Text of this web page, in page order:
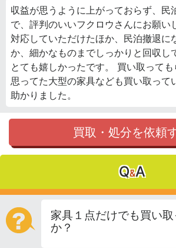
収益が思うように上がっておらず、民
で、評判のいいフクロウさんにお願い
対応していただけたほか、民泊撤退に
か、細かなものまでしっかりと回収し
とても嬉しかったです。 買い取って
思ってた大型の家具なども買い取って
助かりました。
買取・処分を依頼
Q&A
家具１点だけでも買い
か？